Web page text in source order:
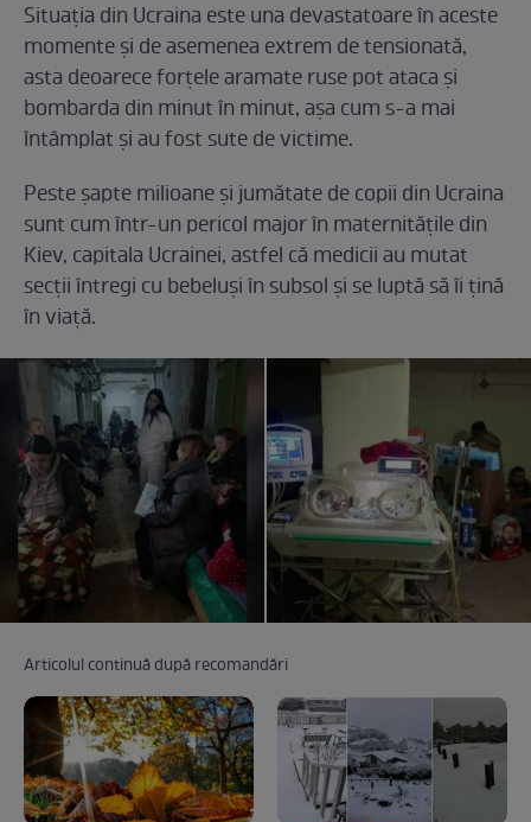
Situația din Ucraina este una devastatoare în aceste
momente și de asemenea extrem de tensionată,
asta deoarece forțele aramate ruse pot ataca și
bombarda din minut în minut, așa cum s-a mai
întâmplat și au fost sute de victime.
Peste șapte milioane și jumătate de copii din Ucraina
sunt cum într-un pericol major în maternitățile din
Kiev, capitala Ucrainei, astfel că medicii au mutat
secții întregi cu bebeluși în subsol și se luptă să îi țină
în viață.
Articolul continuă după recomandări